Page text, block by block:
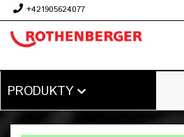
+421905624077
PRODUKTY